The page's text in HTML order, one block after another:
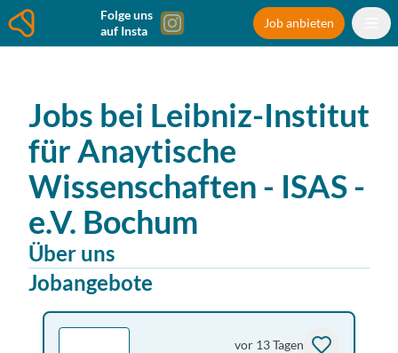
Folge uns
auf Insta
Job anbieten
Jobs bei Leibniz-Institut
für Anaytische
Wissenschaften - ISAS -
e.V. Bochum
Über uns
Jobangebote
vor 13 Tagen